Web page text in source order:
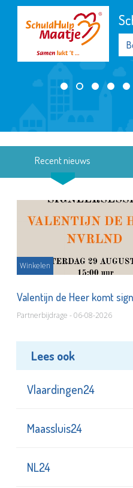
Recent nieuws
Winkelen
Valentijn de Heer komt
Partnerbijdrage - 06-08-2026
Lees ook
Vlaardingen24
Maassluis24
NL24